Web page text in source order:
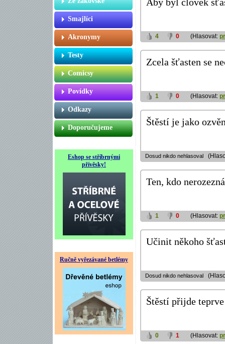
Smajlíci
Akronymy
Testy
Comicsy
Povídky
Odkazy
Doporučujeme
Eshop se stříbrnými
přívěsky!
Ručně vyřezávané betlémy
Aby byl člověk
4 0 (Hlasovat:
Zcela šťasten se
1 0 (Hlasovat:
Štěstí je jako
Dosud nikdo nehlasoval
Ten, kdo
1 0 (Hlasovat:
Učinit někoho
Dosud nikdo nehlasoval
Štěstí přijde
0 1 (Hlasovat: